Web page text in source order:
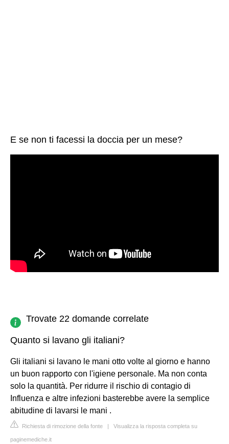
E se non ti facessi la doccia per un mese?
Trovate 22 domande correlate
Quanto si lavano gli italiani?
Gli italiani si lavano le mani otto volte al giorno e hanno
un buon rapporto con l'igiene personale. Ma non conta
solo la quantità. Per ridurre il rischio di contagio di
Influenza e altre infezioni basterebbe avere la semplice
abitudine di lavarsi le mani .
Richiesta di rimozione della fonte | Visualizza la risposta completa su
paginemediche.it